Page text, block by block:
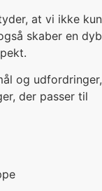
at vi ikke kun
skaber en dyb
og udfordringer,
der passer til